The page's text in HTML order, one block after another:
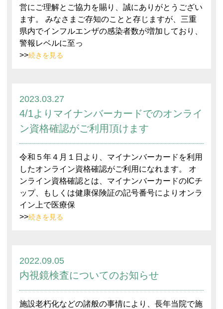
営にご理解とご協力を賜り、誠にありがとうござい
ます。 みなさまご存知のことと存じますが、三重
県内でインフルエンザの感染者数が増加しており、
警報レベルに至っ
>>続きを見る
2023.03.27
4/1よりマイナンバーカードでのオンライ
ン資格確認がご利用頂けます
令和５年４月１日より、マイナンバーカードを利用
したオンライン資格確認がご利用になれます。 オ
ンライン資格確認とは、マイナンバーカードのICチ
ップ、もしくは健康保険証の記号番号によりオンラ
イン上で医療保
>>続きを見る
2022.09.05
内視鏡検査についてのお知らせ
施設老朽化などの諸般の事情により、長年当院で施